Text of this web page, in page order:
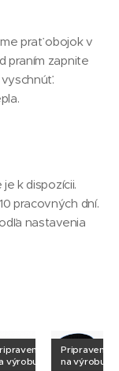
prať obojok v
praním zapnite
k dispozícii.
pracovných dní.
nastavenia
výrobu
Pripravené
na výrobu